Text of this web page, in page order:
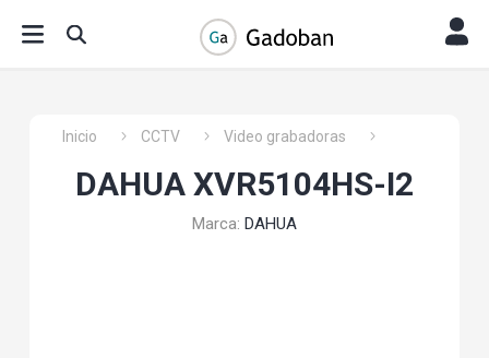
Inicio CCTV Video grabadoras
DAHUA XVR5104HS-I2
Marca: DAHUA